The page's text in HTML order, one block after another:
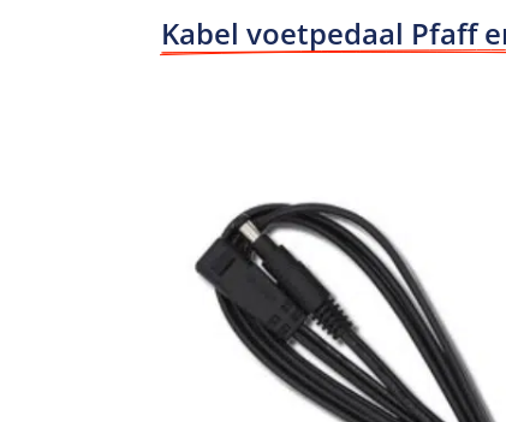
Kabel voetpedaal Pfaff